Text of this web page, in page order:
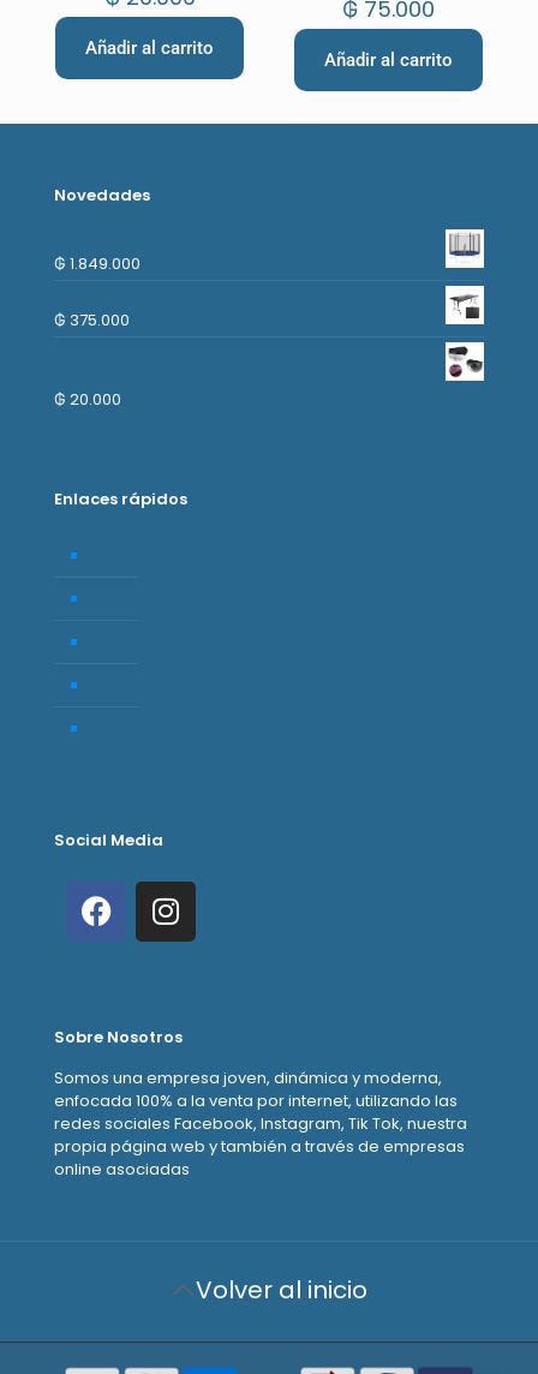
Añadir al carrito
₲75.000
Añadir al carrito
Novedades
₲ 1.849.000
₲ 375.000
₲ 20.000
Enlaces rápidos
Social Media
Sobre Nosotros
Somos una empresa joven, dinámica y moderna,
enfocada 100% a la venta por internet, utilizando las
redes sociales Facebook, Instagram, Tik Tok, nuestra
propia página web y también a través de empresas
online asociadas
Volver al inicio